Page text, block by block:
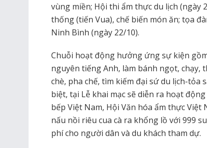
vùng miền; Hội thi ẩm thực du lịch (ngày
thống (tiến Vua), chế biến món ăn; tọa
Ninh Bình (ngày 22/10).
Chuỗi hoạt động hưởng ứng sự kiện
nguyên tiếng Anh, làm bánh ngọt, chạy,
chè, pha chế, tìm kiếm đại sứ du lịch-
biệt, tại Lễ khai mạc sẽ diễn ra hoạt
bếp Việt Nam, Hội Văn hóa ẩm thực Việt
nấu nồi riêu cua cà ra khổng lồ với 999
phí cho người dân và du khách tham dự.